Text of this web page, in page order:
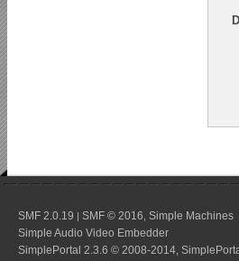
SMF 2.0.19 | SMF © 2016 Simple Machines
Simple Audio Video Embedder
SimplePortal 2.3.6 © 2008-2014,